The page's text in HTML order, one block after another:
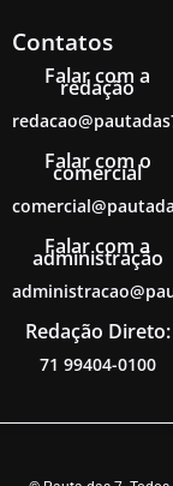
Contatos
Falar com a
redação
Falar com o
comercial
Falar com a
administração
Redação Direto:
71 99404-0100